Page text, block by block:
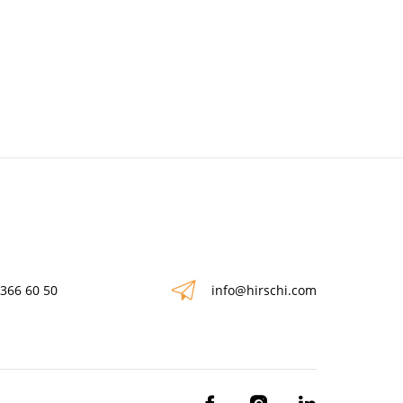
60 50 info@hirschi.com